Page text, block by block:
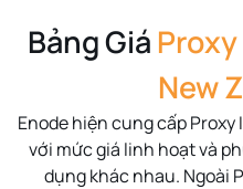
Bảng Giá
New
Enode hiện cung cấp
với mức giá linh hoạt và
dụng khác nhau. Ngoài